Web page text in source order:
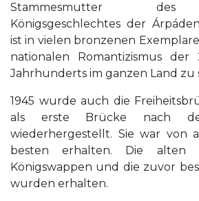
Stammesmutter des
Königsgeschlechtes der
ist in vielen bronzenen
nationalen Romantizismus der
Jahrhunderts im ganzen Land zu
1945 wurde auch die
als erste Brücke nach
wiederhergestellt. Sie war von
besten erhalten. Die alten
Königswappen und die zuvor
wurden erhalten.